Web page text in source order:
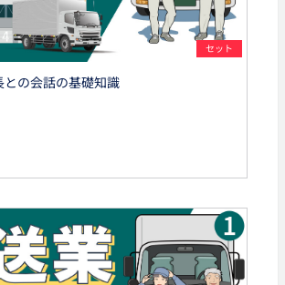
セット
の会話の基礎知識